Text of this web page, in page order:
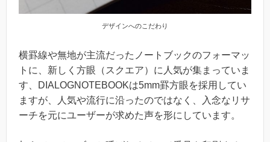
デザインへのこだわり
横罫線や無地が主流だったノートブックのフォーマッ
トに、新しく方眼（スクエア）に人気が集まっていま
す、DIALOGNOTEBOOKは5mm罫方眼を採用してい
ますが、人気や流行に沿ったのではなく、入念なリサ
ーチを元にユーザーが求めた声を形にしています。